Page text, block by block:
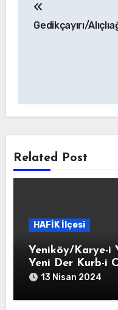
gezinmesi
Gedikçayırı/
Related Post
HAFİK İlçesi
Yeniköy/Karye-i
Yeni Der Kurb-i
13 Nisan 2024